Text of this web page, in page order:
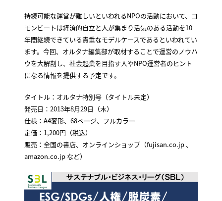
持続可能な運営が難しいといわれるNPOの活動において、コ
モンビートは経済的自立と人が集まり活気のある活動を10
年間継続できている貴重なモデルケースであるといわれてい
ます。今回、オルタナ編集部が取材することで運営のノウハ
ウを大解剖し、社会起業を目指す人やNPO運営者のヒント
になる情報を提供する予定です。
タイトル：オルタナ特別号（タイトル未定）
発売日：2013年8月29日（木）
仕様：A4変形、68ページ、フルカラー
定価：1,200円（税込）
販売：全国の書店、オンラインショップ（fujisan.co.jp 、
amazon.co.jp など）